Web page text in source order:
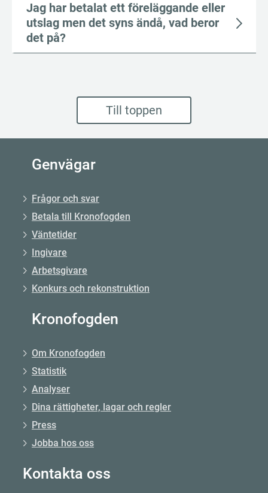
Jag har betalat ett föreläggande eller
utslag men det syns ändå, vad beror
det på?
Till toppen
Genvägar
Frågor och svar
Betala till Kronofogden
Väntetider
Ingivare
Arbetsgivare
Konkurs och rekonstruktion
Kronofogden
Om Kronofogden
Statistik
Analyser
Dina rättigheter, lagar och regler
Press
Jobba hos oss
Kontakta oss